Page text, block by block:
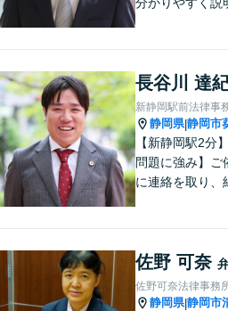
す。 どんな些細
構ですので、お
ください。
長谷川 達
新静岡駅前法律事
静岡県|静岡市
【新静岡駅2分
問題に強み】ご
に連絡を取り、
的に行っており
でしたら、お気
ださい！
佐野 可奈
佐野可奈法律事務
静岡県|静岡市